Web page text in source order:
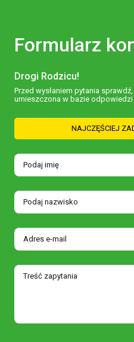
Formularz
Drogi Rodzicu!
Przed wysłaniem pytania
umieszczona w bazie
NAJCZĘŚCIEJ